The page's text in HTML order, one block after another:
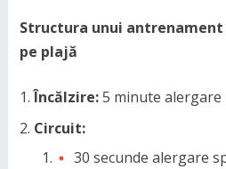
Structura unui antrenament
pe plajă
Încălzire:5 minute alergare
Circuit:
30 secunde alergare